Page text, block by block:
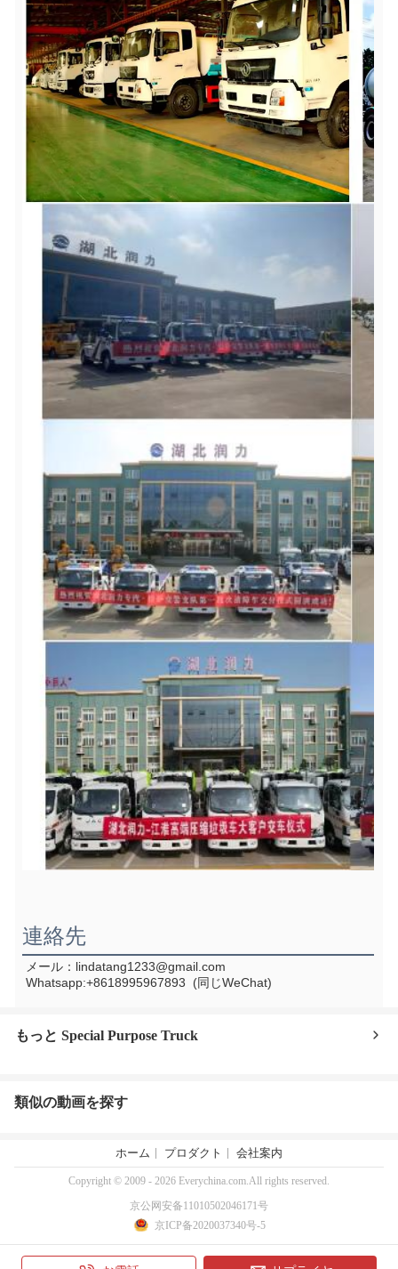
連絡先
メール：lindatang1233@gmail.com
Whatsapp:+8618995967893  (同じWeChat)
もっと Special Purpose Truck
類似の動画を探す
ホーム プロダクト 会社案内
Copyright © 2009 - 2026 Everychina.com.All rights reserved.
京公网安备11010502046171号
京ICP备2020037340号-5